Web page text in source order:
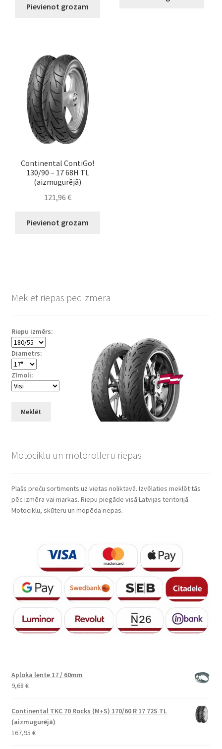
Pievienot grozam
Continental ContiGo!
130/90 – 17 68H TL
(aizmugurējā)
121,96 €
Pievienot grozam
Meklēt riepas pēc izmēra
Riepu izmērs:
Diametrs:
Zīmoli:
Meklēt
Motociklu un motorolleru riepas
Plašs preču sortiments uz vietas noliktavā. Izvēlaties meklēt tās
pēc izmēra vai markas. Riepu piegāde visā Latvijas teritorijā.
Motociklu, skūteru un mopēda riepas.
Aploka lente 17 / 60mm
9,68 €
Continental TKC 70 Rocks (M+S) 170/60 R 17 72S TL
(aizmugurējā)
167,95 €